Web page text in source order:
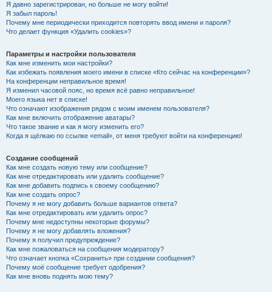
Я давно зарегистрирован, но больше не могу войти!
Я забыл пароль!
Почему мне периодически приходится повторять ввод имени и пароля?
Что делает функция «Удалить cookies»?
Параметры и настройки пользователя
Как мне изменить мои настройки?
Как избежать появления моего имени в списке «Кто сейчас на конференции»?
На конференции неправильное время!
Я изменил часовой пояс, но время всё равно неправильное!
Моего языка нет в списке!
Что означают изображения рядом с моим именем пользователя?
Как мне включить отображение аватары?
Что такое звание и как я могу изменить его?
Когда я щёлкаю по ссылке «email», от меня требуют войти на конференцию!
Создание сообщений
Как мне создать новую тему или сообщение?
Как мне отредактировать или удалить сообщение?
Как мне добавить подпись к своему сообщению?
Как мне создать опрос?
Почему я не могу добавить больше вариантов ответа?
Как мне отредактировать или удалить опрос?
Почему мне недоступны некоторые форумы?
Почему я не могу добавлять вложения?
Почему я получил предупреждение?
Как мне пожаловаться на сообщения модератору?
Что означает кнопка «Сохранить» при создании сообщения?
Почему моё сообщение требует одобрения?
Как мне вновь поднять мою тему?